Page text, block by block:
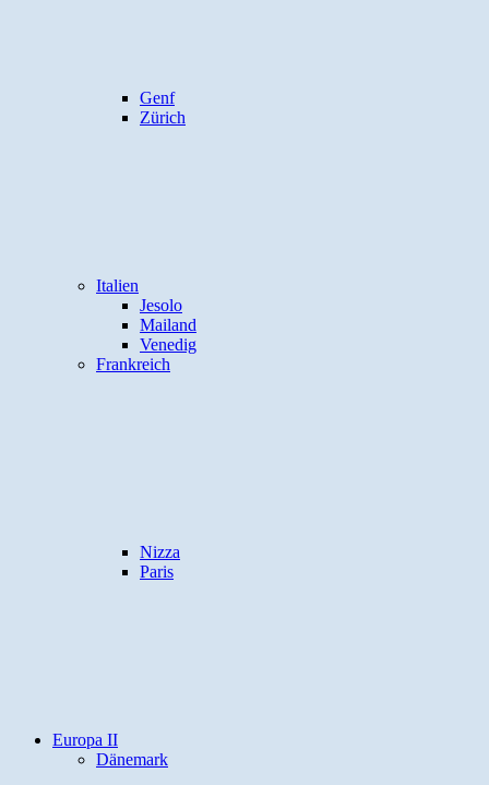
Genf
Zürich
Italien
Jesolo
Mailand
Venedig
Frankreich
Nizza
Paris
Europa II
Dänemark